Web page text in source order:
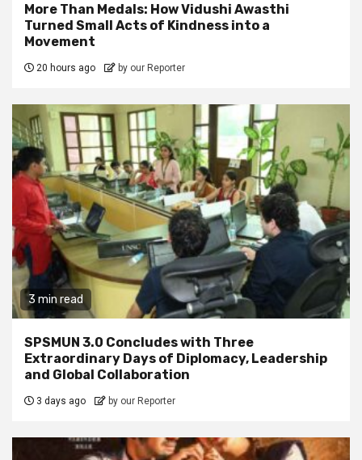
More Than Medals: How Vidushi Awasthi
Turned Small Acts of Kindness into a
Movement
20 hours ago by our Reporter
3 min read
SPSMUN 3.0 Concludes with Three
Extraordinary Days of Diplomacy, Leadership
and Global Collaboration
3 days ago by our Reporter